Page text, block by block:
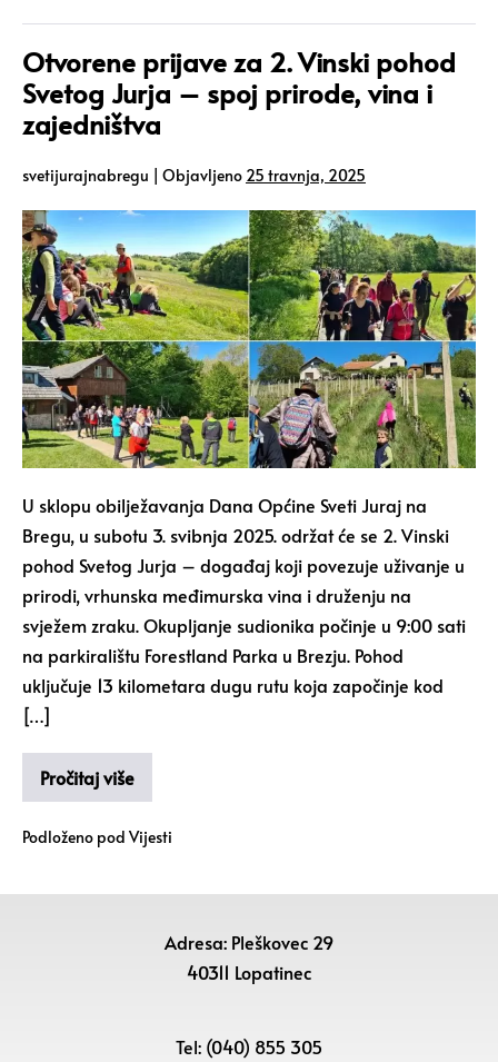
Otvorene prijave za 2. Vinski pohod
Svetog Jurja – spoj prirode, vina i
zajedništva
svetijurajnabregu | Objavljeno 25 travnja, 2025
U sklopu obilježavanja Dana Općine Sveti Juraj na
Bregu, u subotu 3. svibnja 2025. održat će se 2. Vinski
pohod Svetog Jurja – događaj koji povezuje uživanje u
prirodi, vrhunska međimurska vina i druženju na
svježem zraku. Okupljanje sudionika počinje u 9:00 sati
na parkiralištu Forestland Parka u Brezju. Pohod
uključuje 13 kilometara dugu rutu koja započinje kod
[…]
Pročitaj više
Podloženo pod Vijesti
Adresa: Pleškovec 29
40311 Lopatinec
Tel: (040) 855 305